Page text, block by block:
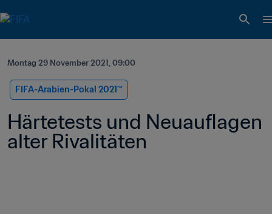
Montag 29 November 2021, 09:00
FIFA-Arabien-Pokal 2021™️
Härtetests und Neuauflagen
alter Rivalitäten